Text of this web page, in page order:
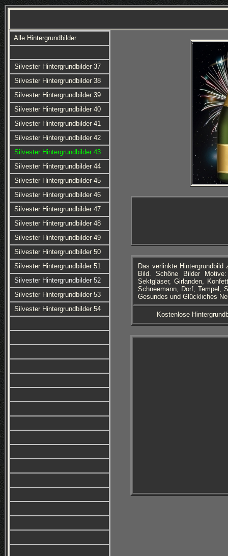
Alle Hintergrundbilder
Silvester Hintergrundbilder 37
Silvester Hintergrundbilder 38
Silvester Hintergrundbilder 39
Silvester Hintergrundbilder 40
Silvester Hintergrundbilder 41
Silvester Hintergrundbilder 42
Silvester Hintergrundbilder 43
Silvester Hintergrundbilder 44
Silvester Hintergrundbilder 45
Silvester Hintergrundbilder 46
Silvester Hintergrundbilder 47
Silvester Hintergrundbilder 48
Silvester Hintergrundbilder 49
Silvester Hintergrundbilder 50
Silvester Hintergrundbilder 51
Silvester Hintergrundbilder 52
Silvester Hintergrundbilder 53
Silvester Hintergrundbilder 54
Das verlinkte
Bild. Schöne Bilder
Sektgläser, Girlanden,
Schneemann, Dorf, Tempel,
Gesundes und Glückliches
Kostenlose